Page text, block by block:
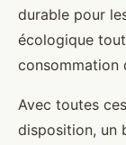
durable pour
écologique
consommation
Avec toutes
disposition, un